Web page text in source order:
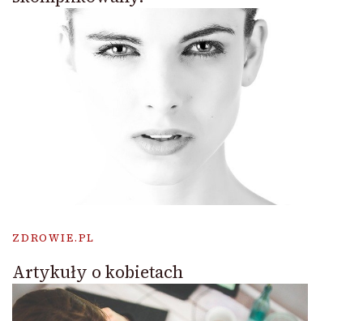
ZDROWIE.PL
Artykuły o kobietach